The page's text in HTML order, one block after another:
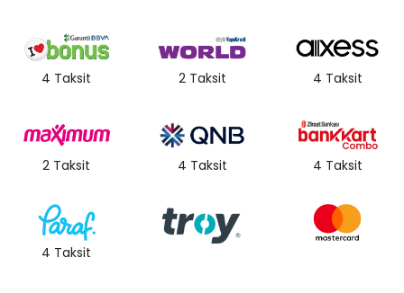
4 Taksit 2 Taksit 4 Taksit
2 Taksit 4 Taksit 4 Taksit
4 Taksit